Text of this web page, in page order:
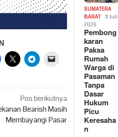
Pos berikutnya
Bearish Masih
Membayangi Pasar
SUMATERA
BARAT
11 Juli
2026
Pembong
karan
Paksa
Rumah
Warga di
Pasaman
Tanpa
Dasar
Hukum
Picu
Keresaha
n